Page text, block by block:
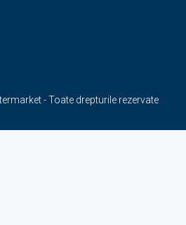
- Toate drepturile rezervate